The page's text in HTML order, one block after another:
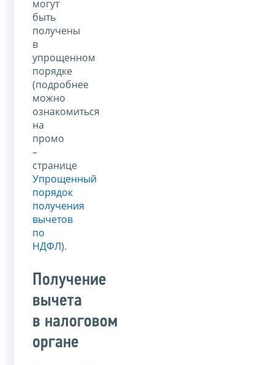
могут
быть
получены
в
упрощенном
порядке
(подробнее
можно
ознакомиться
на
промо
–
странице
Упрощенный
порядок
получения
вычетов
по
НДФЛ).
Получение
вычета
в налоговом
органе